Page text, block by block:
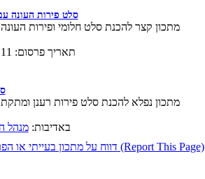
סלט פירות העונה
מתכון קצר להכנת סלט חלומי ופירות
| תאריך פרסום: 31.05.11
מתכון נפלא להכנת סלט פירות רענן
באדיבות:מנהל
דווח על מתכון בעייתי או הפרת זכויות יוצרים (Report This Page)